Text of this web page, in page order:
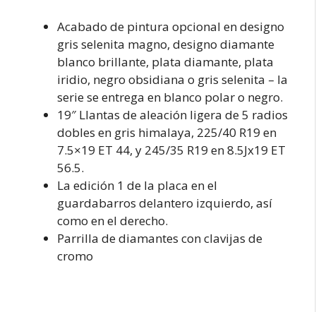
Acabado de pintura opcional en designo
gris selenita magno, designo diamante
blanco brillante, plata diamante, plata
iridio, negro obsidiana o gris selenita – la
serie se entrega en blanco polar o negro.
19″ Llantas de aleación ligera de 5 radios
dobles en gris himalaya, 225/40 R19 en
7.5×19 ET 44, y 245/35 R19 en 8.5Jx19 ET
56.5.
La edición 1 de la placa en el
guardabarros delantero izquierdo, así
como en el derecho.
Parrilla de diamantes con clavijas de
cromo